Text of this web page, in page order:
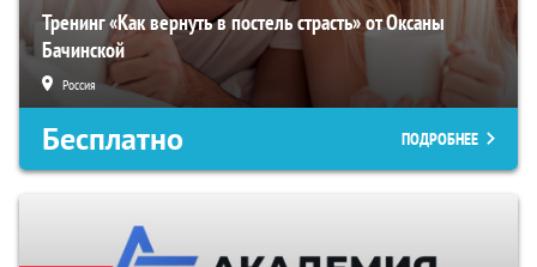
Тренинг «Как вернуть в постель страсть» от Оксаны
Бачинской
Россия
Бесплатно ПОДРОБНЕЕ